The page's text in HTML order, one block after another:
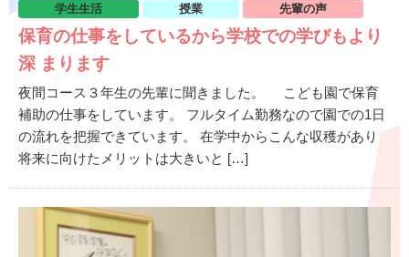
学生生活 授業 先輩の声
保育の仕事をしているから学校での学びもより
深 まります
夜間コース３年生の先輩に聞きました。 こども園で保育
補助の仕事をしています。 フルタイム勤務なので園での1⽇
の流れを把握できています。 在学中からこんな収穫があり
将来に向けたメリットは⼤きいと […]